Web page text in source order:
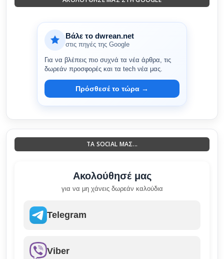
Βάλε το dwrean.net
στις πηγές της Google
Για να βλέπεις πιο συχνά τα νέα άρθρα, τις
δωρεάν προσφορές και τα tech νέα μας.
Πρόσθεσέ το τώρα →
ΤΑ SOCIAL ΜΑΣ...
Ακολούθησέ μας
για να μη χάνεις δωρεάν καλούδια
Telegram
Viber